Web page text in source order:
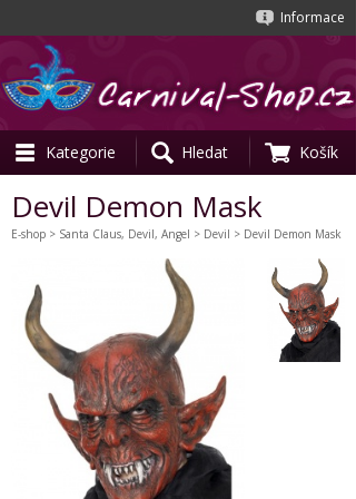
Informace
Kategorie Hledat Košík
Devil Demon Mask
E-shop > Santa Claus, Devil, Angel > Devil > Devil Demon Mask